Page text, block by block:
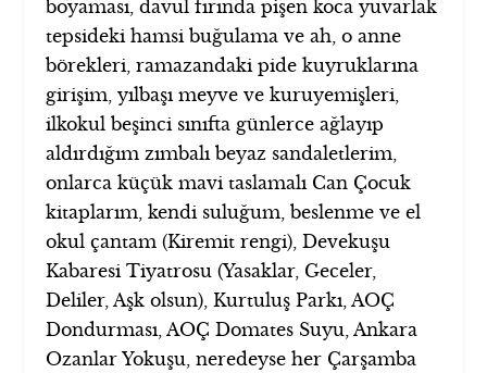
boyaması, davul fırında pişen koca yuvarlak
tepsideki hamsi buğulama ve ah, o anne
börekleri, ramazandaki pide kuyruklarına
girişim, yılbaşı meyve ve kuruyemişleri,
ilkokul beşinci sınıfta günlerce ağlayıp
aldırdığım zımbalı beyaz sandaletlerim,
onlarca küçük mavi taslamalı Can Çocuk
kitaplarım, kendi suluğum, beslenme ve el
okul çantam (Kiremit rengi), Devekuşu
Kabaresi Tiyatrosu (Yasaklar, Geceler,
Deliler, Aşk olsun), Kurtuluş Parkı, AOÇ
Dondurması, AOÇ Domates Suyu, Ankara
Ozanlar Yokuşu, neredeyse her Çarşamba